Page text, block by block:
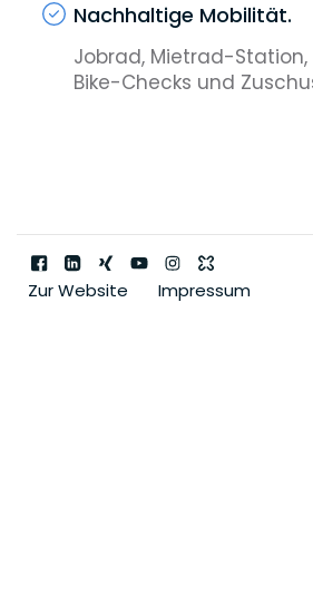
Nachhaltige Mobilität.
Jobrad, Mietrad-Station,
Bike-Checks und
Zur Website Impressum